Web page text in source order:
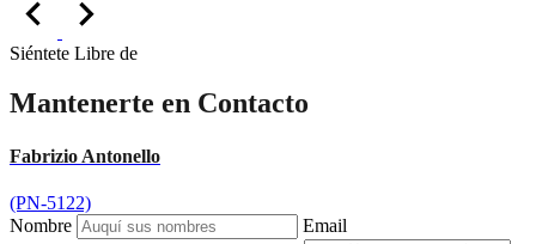
Siéntete Libre de
Mantenerte en Contacto
Fabrizio Antonello
(PN-5122)
Nombre
Email